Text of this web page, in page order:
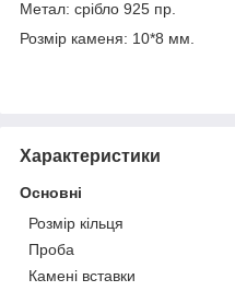
Метал: срібло 925 пр.
Розмір каменя: 10*8 мм.
Характеристики
Основні
Розмір кільця
Проба
Камені вставки